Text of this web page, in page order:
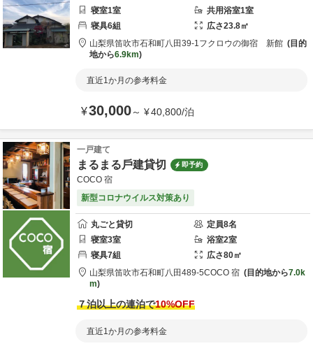
寝室1室 共用浴室1室
寝具6組 広さ23.8㎡
山梨県笛吹市石和町八田39-1フクロウの御宿 新館
目的
地から6.9km
直近1か月の参考料金
¥30,000～ ¥40,800/泊
一戸建て
まるまる戶建貸切 即予約
COCO 宿
新型コロナウイルス対策あり
丸ごと貸切 定員8名
寝室3室 浴室2室
寝具7組 広さ80㎡
山梨県笛吹市石和町八田489-5COCO 宿 目的地から7.0k
m
７泊以上の連泊で10%OFF
直近1か月の参考料金